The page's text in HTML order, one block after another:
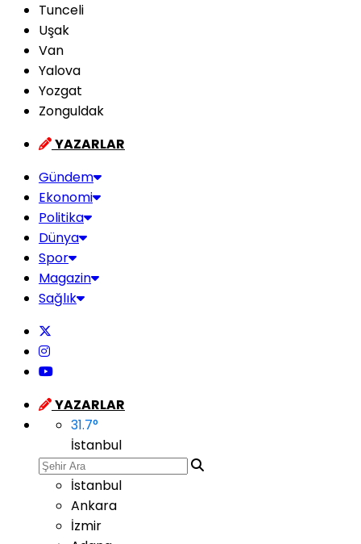
Tunceli
Uşak
Van
Yalova
Yozgat
Zonguldak
YAZARLAR
Gündem
Ekonomi
Politika
Dünya
Spor
Magazin
Sağlık
YAZARLAR
31.7°
İstanbul
İstanbul
Ankara
İzmir